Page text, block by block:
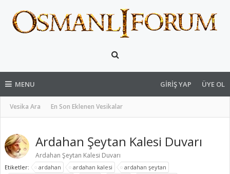
MENU
Vesika Ara En Son Eklenen Vesikalar
GIRIŞ YAP ÜYE OL
Ardahan Şeytan Kalesi Duvarı
Ardahan Şeytan Kalesi Duvarı
Etiketler: ardahan ardahan kalesi
ardahan şeytan